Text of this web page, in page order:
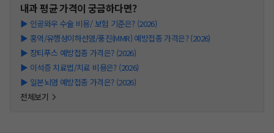
내과평균 가격이 궁금하다면?
▶ 인공와우 수술 비용/ 보험 기준은? (2026)
▶ 홍역/유행성이하선염/풍진(MMR) 예방접종 가격은? (2026)
▶ 장티푸스 예방접종 가격은? (2026)
▶ 이석증 치료법/치료 비용은? (2026)
▶ 일본뇌염 예방접종 가격은? (2026)
전체보기